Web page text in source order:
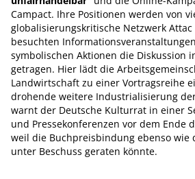
Campact. Ihre Positionen werden von
globalisierungskritische Netzwerk
besuchten
symbolischen Aktionen die Diskussion
getragen. Hier lädt die
Landwirtschaft zu einer Vortragsreihe
drohende weitere Industrialisierung
warnt der Deutsche Kulturrat in einer
und Pressekonferenzen vor dem Ende
weil die Buchpreisbindung ebenso wie
unter Beschuss geraten könnte.